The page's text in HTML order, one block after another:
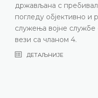
накнаде •
заштиту људских
са чланом 8.
ДЕТАЉНИЈЕ